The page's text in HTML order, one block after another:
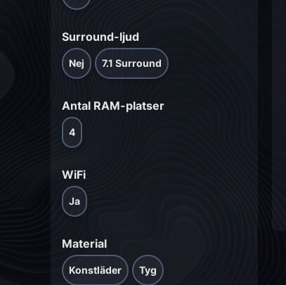
Surround-ljud
Nej 7.1 Surround
Antal RAM-platser
4
WiFi
Ja
Material
Konstläder Tyg